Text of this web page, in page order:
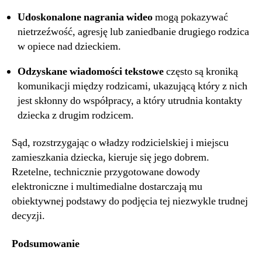
Udoskonalone nagrania wideomogą pokazywać
nietrzeźwość, agresję lub zaniedbanie drugiego rodzica
w opiece nad dzieckiem.
Odzyskane wiadomości tekstoweczęsto są kroniką
komunikacji między rodzicami, ukazującą który z nich
jest skłonny do współpracy, a który utrudnia kontakty
dziecka z drugim rodzicem.
Sąd, rozstrzygając o władzy rodzicielskiej i miejscu
zamieszkania dziecka, kieruje się jego dobrem.
Rzetelne, technicznie przygotowane dowody
elektroniczne i multimedialne dostarczają mu
obiektywnej podstawy do podjęcia tej niezwykle trudnej
decyzji.
Podsumowanie